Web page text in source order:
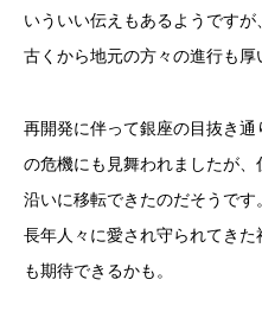
いういい伝えもあるようですが
古くから地元の方々の進行も厚
再開発に伴って銀座の目抜き
の危機にも見舞われましたが
沿いに移転できたのだそうです。
長年人々に愛され守られてき
も期待できるかも。